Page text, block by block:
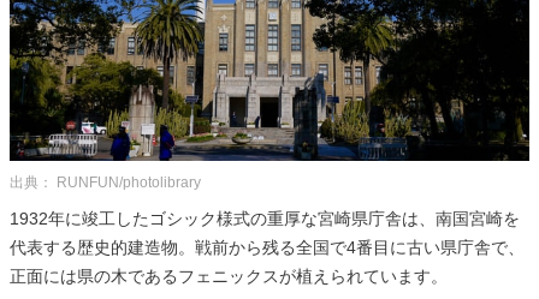
出典： RUNFUN/photolibrary
1932年に竣工したゴシック様式の重厚な宮崎県庁舎は、南国宮崎を
代表する歴史的建造物。戦前から残る全国で4番目に古い県庁舎で、
正面には県の木であるフェニックスが植えられています。